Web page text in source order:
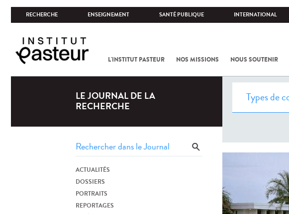
RECHERCHE ENSEIGNEMENT SANTÉ PUBLIQUE INTERNATIONAL
L'INSTITUT PASTEUR NOS MISSIONS NOUS SOUTENIR
LE JOURNAL DE LA
RECHERCHE
ACTUALITÉS
DOSSIERS
PORTRAITS
REPORTAGES